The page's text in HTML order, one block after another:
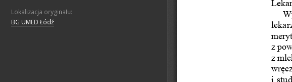
Lokalizacja oryginału:
BG UMED Łódź